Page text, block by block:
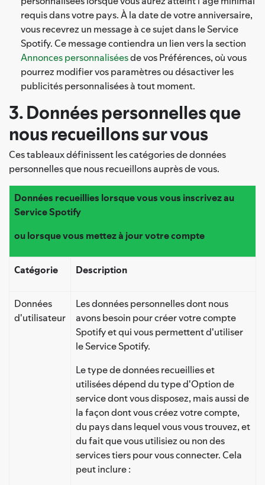
requis dans votre pays. À la date de votre anniversaire,
vous recevrez un message à ce sujet dans le Service
Spotify. Ce message contiendra un lien vers la section
Annonces personnaliséesde vos Préférences, où vous
pourrez modifier vos paramètres ou désactiver les
publicités personnalisées à tout moment.
3. Données personnelles que
nous recueillons sur vous
Ces tableaux définissent les catégories de données
personnelles que nous recueillons auprès de vous.
Données recueillies lorsque vous vous inscrivez au
Service Spotify
ou lorsque vous mettez à jour votre compte
Catégorie Description
Données
d'utilisateur
Les données personnelles dont nous
avons besoin pour créer votre compte
Spotify et qui vous permettent d'utiliser
le Service Spotify.
Le type de données recueillies et
utilisées dépend du type d'Option de
service dont vous disposez, mais aussi de
la façon dont vous créez votre compte,
du pays dans lequel vous vous trouvez, et
du fait que vous utilisiez ou non des
services tiers pour vous connecter. Cela
peut inclure :